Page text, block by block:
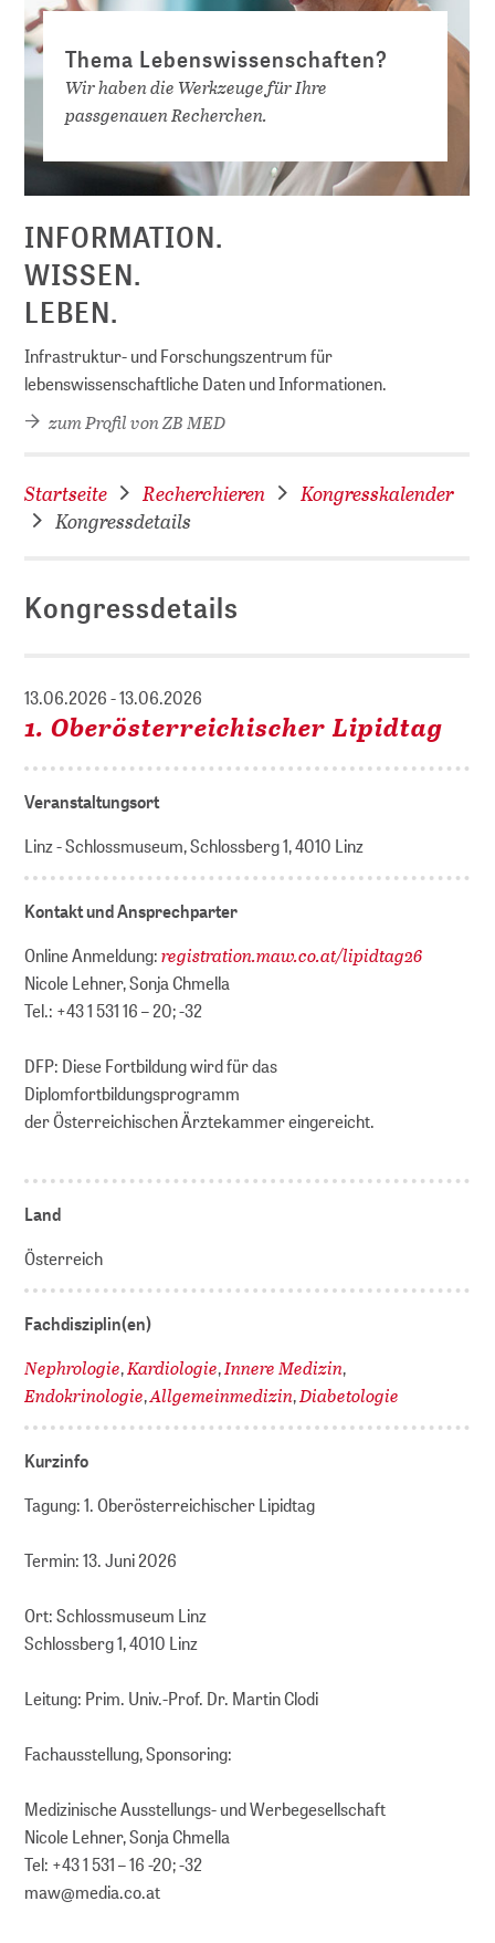
Thema Lebenswissenschaften?
Wir haben die Werkzeuge für Ihre
passgenauen Recherchen.
INFORMATION.
WISSEN.
LEBEN.
Infrastruktur- und Forschungszentrum für
lebenswissenschaftliche Daten und Informationen.
zum Profil von ZB MED
Startseite Recherchieren
Kongresskalender
Kongressdetails
Kongressdetails
13.06.2026 - 13.06.2026
1. Oberösterreichischer Lipidtag
Veranstaltungsort
Linz - Schlossmuseum, Schlossberg 1, 4010 Linz
Kontakt und Ansprechparter
Online Anmeldung:registration.maw.co.at/lipidtag26
Nicole Lehner, Sonja Chmella
Tel.: +43 1 531 16 – 20; -32
DFP: Diese Fortbildung wird für das
Diplomfortbildungsprogramm
der Österreichischen Ärztekammer eingereicht.
Land
Österreich
Fachdisziplin(en)
Nephrologie,Kardiologie,Innere Medizin,
Endokrinologie,Allgemeinmedizin,Diabetologie
Kurzinfo
Tagung: 1. Oberösterreichischer Lipidtag
Termin: 13. Juni 2026
Ort: Schlossmuseum Linz
Schlossberg 1, 4010 Linz
Leitung: Prim. Univ.-Prof. Dr. Martin Clodi
Fachausstellung, Sponsoring:
Medizinische Ausstellungs- und Werbegesellschaft
Nicole Lehner, Sonja Chmella
Tel: +43 1 531 – 16 -20; -32
maw@media.co.at